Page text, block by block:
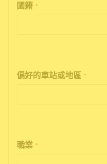
國籍 *
偏好的車站或地區 *
職業 *